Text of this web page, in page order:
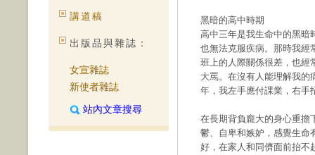
講道稿
出版品與雜誌：
女宣雜誌
新使者雜誌
站內文章搜尋
黑暗的高中時期
高中三年是我生命中的黑暗
也無法克服疾病。那時我經
班上的人際關係很差，也經
大罵。在沒有人能理解我的
年，我左手應付課業，右手
在長期背負龐大的身心重擔
鬱、自卑和嫉妒，感覺生命
好，在家人和同儕面前抬不